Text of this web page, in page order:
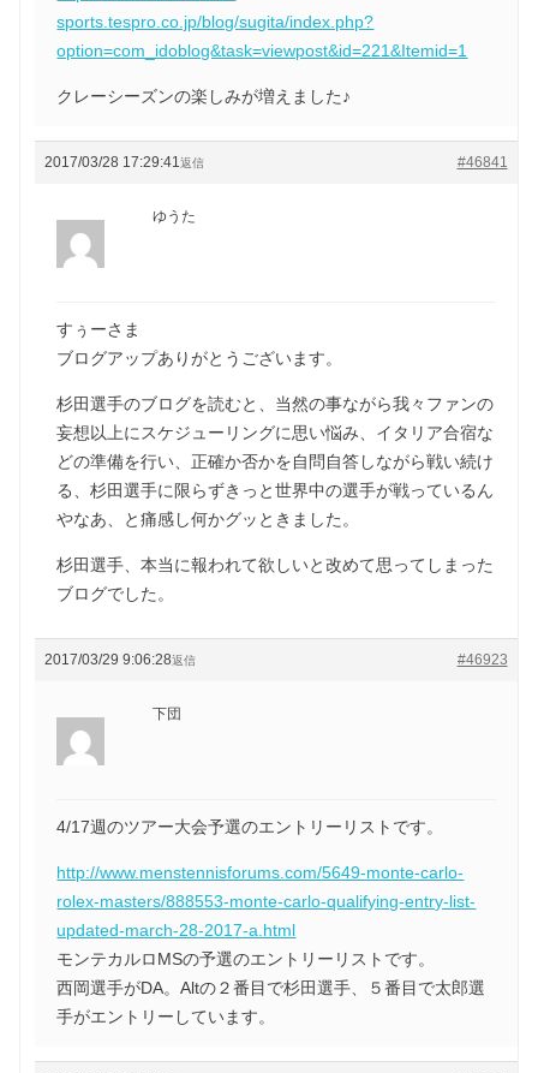
sports.tespro.co.jp/blog/sugita/index.php?
option=com_idoblog&task=viewpost&id=221&Itemid=1
クレーシーズンの楽しみが増えました♪
2017/03/28 17:29:41 #46841
返信
ゆうた
すぅーさま
ブログアップありがとうございます。
杉田選手のブログを読むと、当然の事ながら我々ファンの
妄想以上にスケジューリングに思い悩み、イタリア合宿な
どの準備を行い、正確か否かを自問自答しながら戦い続け
る、杉田選手に限らずきっと世界中の選手が戦っているん
やなあ、と痛感し何かグッときました。
杉田選手、本当に報われて欲しいと改めて思ってしまった
ブログでした。
2017/03/29 9:06:28 #46923
返信
下団
4/17週のツアー大会予選のエントリーリストです。
http://www.menstennisforums.com/5649-monte-carlo-
rolex-masters/888553-monte-carlo-qualifying-entry-list-
updated-march-28-2017-a.html
モンテカルロMSの予選のエントリーリストです。
西岡選手がDA。Altの２番目で杉田選手、５番目で太郎選
手がエントリーしています。